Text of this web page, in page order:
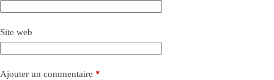
Site web
Ajouter un commentaire *